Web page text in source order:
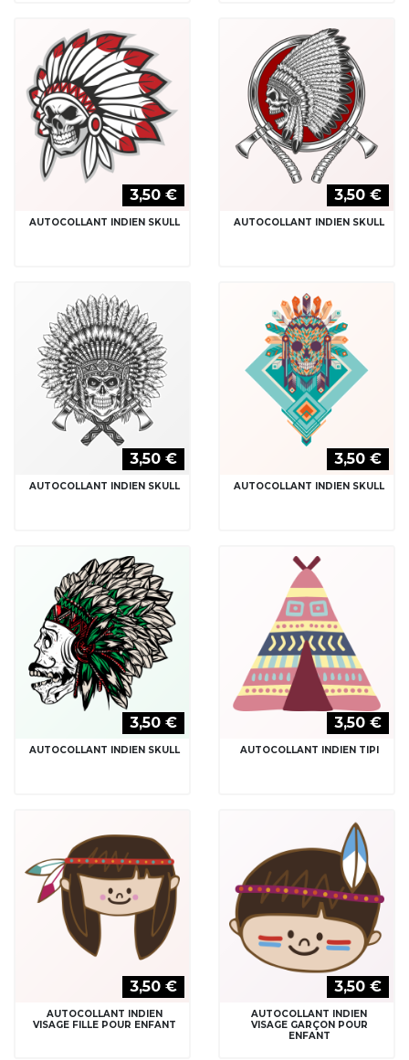
3,50 €
AUTOCOLLANT INDIEN SKULL
3,50 €
AUTOCOLLANT INDIEN SKULL
3,50 €
AUTOCOLLANT INDIEN SKULL
3,50 €
AUTOCOLLANT INDIEN SKULL
3,50 €
AUTOCOLLANT INDIEN SKULL
3,50 €
AUTOCOLLANT INDIEN TIPI
3,50 €
AUTOCOLLANT INDIEN
VISAGE FILLE POUR ENFANT
3,50 €
AUTOCOLLANT INDIEN
VISAGE GARÇON POUR
ENFANT